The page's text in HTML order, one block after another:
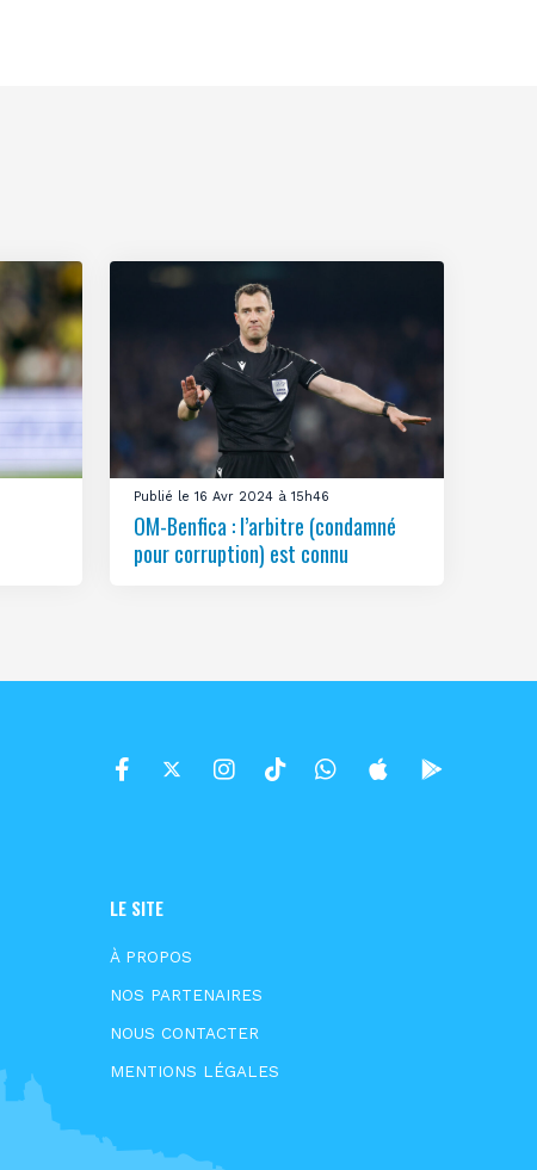
Publié le 16 Avr 2024 à 15h46
OM-Benfica : l’arbitre (condamné
pour corruption) est connu
LE SITE
À PROPOS
NOS PARTENAIRES
NOUS CONTACTER
MENTIONS LÉGALES